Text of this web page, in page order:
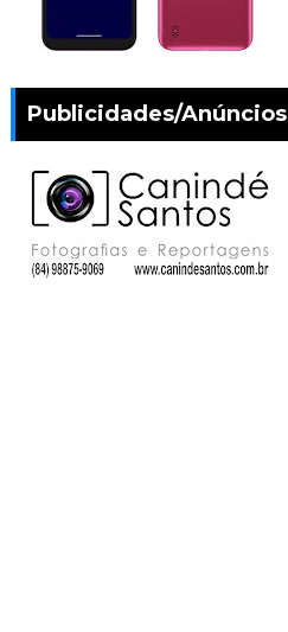
Publicidades/Anúncios